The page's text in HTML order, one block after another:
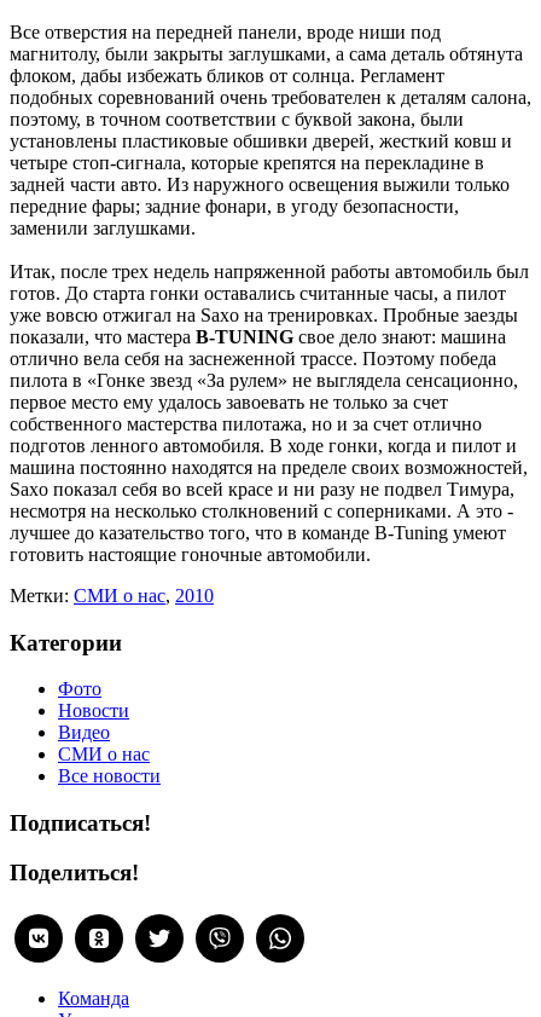
Все отверстия на передней панели, вроде ниши под
магнитолу, были закрыты заглушками, а сама деталь обтянута
флоком, дабы избежать бликов от солнца. Регламент
подобных соревнований очень требователен к деталям салона,
поэтому, в точном соответствии с буквой закона, были
установлены пластиковые обшивки дверей, жесткий ковш и
четыре стоп-сигнала, которые крепятся на перекладине в
задней части авто. Из наружного освещения выжили только
передние фары; задние фонари, в угоду безопасности,
заменили заглушками.
Итак, после трех недель напряженной работы автомобиль был
готов. До старта гонки оставались считанные часы, а пилот
уже вовсю отжигал на Saxo на тренировках. Пробные заезды
показали, что мастера B-TUNING свое дело знают: машина
отлично вела себя на заснеженной трассе. Поэтому победа
пилота в «Гонке звезд «За рулем» не выглядела сенсационно,
первое место ему удалось завоевать не только за счет
собственного мастерства пилотажа, но и за счет отлично
подготов ленного автомобиля. В ходе гонки, когда и пилот и
машина постоянно находятся на пределе своих возможностей,
Saxo показал себя во всей красе и ни разу не подвел Тимура,
несмотря на несколько столкновений с соперниками. А это -
лучшее до казательство того, что в команде B-Tuning умеют
готовить настоящие гоночные автомобили.
Метки: CМИ о нас, 2010
Категории
Фото
Новости
Видео
СМИ о нас
Все новости
Подписаться!
Поделиться!
Команда